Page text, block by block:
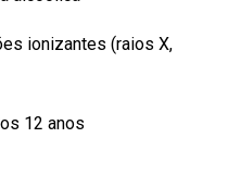
ionizantes (raios X,
12 anos